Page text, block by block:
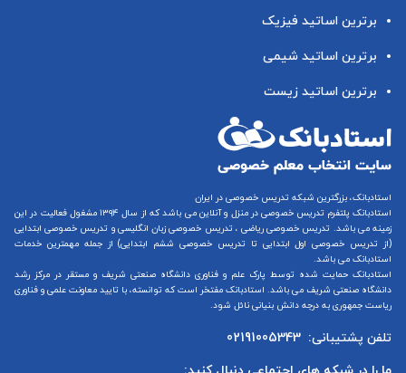
برترین اساتید فیزیک
برترین اساتید شیمی
برترین اساتید زیست
استادبانک، بزرگترین شبکه تدریس خصوصی در ایران
استادبانک پلتفرم تدریس خصوصی در منزل و آنلاین
می باشد که از سال ۱۳۹۴ مشغول فعالیت در این
زمینه می باشد. تدریس خصوصی ریاضی ، تدریس خصوصی زبان انگلیسیو تدریس خصوصی ابتدایی
(از تدریس خصوصی اول ابتدایی تا تدریس خصوصی ششم ابتدایی) از جمله مهمترین خدمات
استادبانک می باشد.
استادبانک حمایت شده توسط پارک علم و فناوری دانشگاه صنعتی شریف و مستقر در مرکز رشد
دانشگاه صنعتی شریف می باشد. استادبانک مفتخر است که توانسته، با تایید معاونت علمی و فناوری
ریاست جمهوری به درجه دانش بنیانی نائل شود.
تلفن پشتیبانی: 02191005343